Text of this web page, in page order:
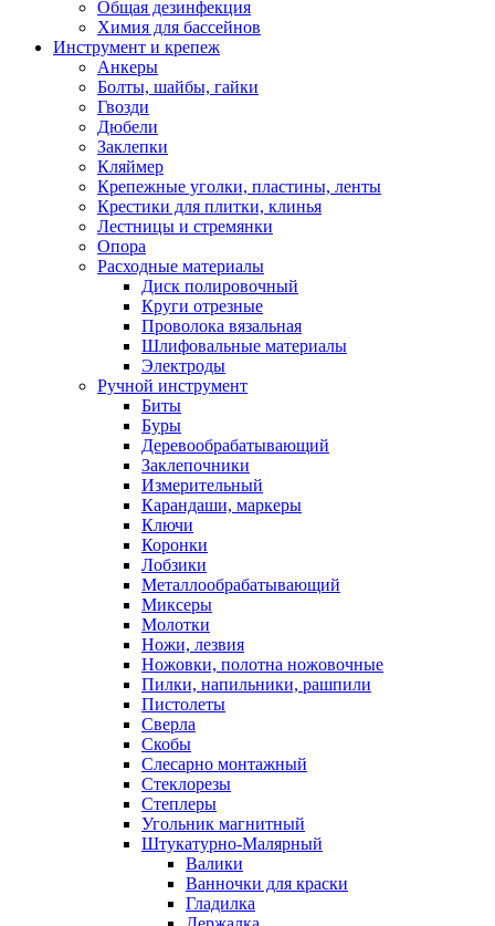
Общая дезинфекция
Химия для бассейнов
Инструмент и крепеж
Анкеры
Болты, шайбы, гайки
Гвозди
Дюбели
Заклепки
Кляймер
Крепежные уголки, пластины, ленты
Крестики для плитки, клинья
Лестницы и стремянки
Опора
Расходные материалы
Диск полировочный
Круги отрезные
Проволока вязальная
Шлифовальные материалы
Электроды
Ручной инструмент
Биты
Буры
Деревообрабатывающий
Заклепочники
Измерительный
Карандаши, маркеры
Ключи
Коронки
Лобзики
Металлообрабатывающий
Миксеры
Молотки
Ножи, лезвия
Ножовки, полотна ножовочные
Пилки, напильники, рашпили
Пистолеты
Сверла
Скобы
Слесарно монтажный
Стеклорезы
Степлеры
Угольник магнитный
Штукатурно-Малярный
Валики
Ванночки для краски
Гладилка